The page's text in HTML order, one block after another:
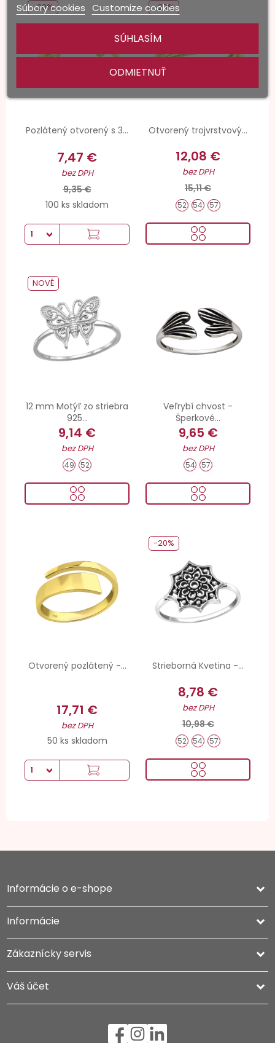
Pozlátený otvorený s 3...
7,47 €
bez DPH
9,35 €
100 ks skladom
-20%
Otvorený trojvrstvový...
12,08 €
bez DPH
15,11 €
52 54 57
-20%
12 mm Motýľ zo striebra
925...
9,14 €
bez DPH
49 52
NOVÉ
Veľrybí chvost -
Šperkové...
9,65 €
bez DPH
54 57
Otvorený pozlátený -...
17,71 €
bez DPH
50 ks skladom
Strieborná Kvetina -...
8,78 €
bez DPH
10,98 €
52 54 57
-20%
Informácie o e-shope keyboard_arrow_down
Informácie 
Zákaznícky servis 
Váš účet 
Súbory cookies Customize cookies
ODMIETNUŤ
SÚHLASÍM